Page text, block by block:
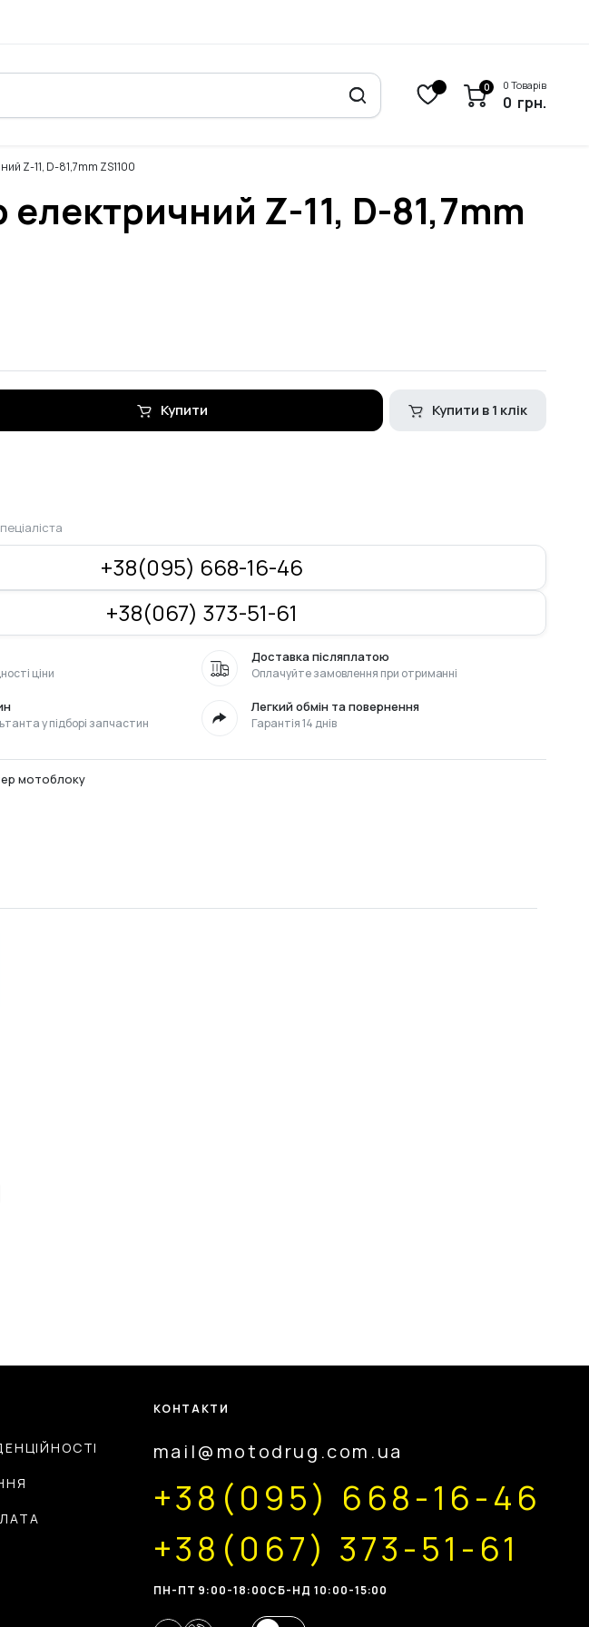
0 0 Товарів
0 грн.
Z-11, D-81,7mm ZS1100
електричний Z-11, D-81,7mm
Купити Купити в 1 клік
+38(095) 668-16-46
+38(067) 373-51-61
ціни
Доставка післяплатою
Оплачуйте замовлення при отриманні
у підборі запчастин
Легкий обмін та повернення
Гарантія 14 днів
мотоблоку
КОНТАКТИ
mail@motodrug.com.ua
+38(095) 668-16-46
+38(067) 373-51-61
ПН-ПТ 9:00-18:00CБ-НД 10:00-15:00